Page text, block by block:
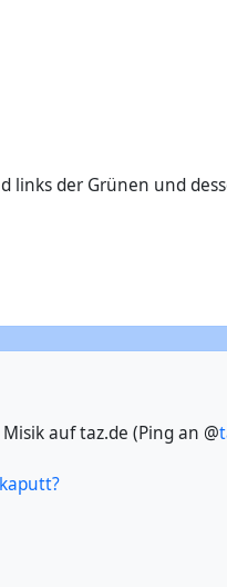
links der Grünen und
auf taz.de (Ping an @